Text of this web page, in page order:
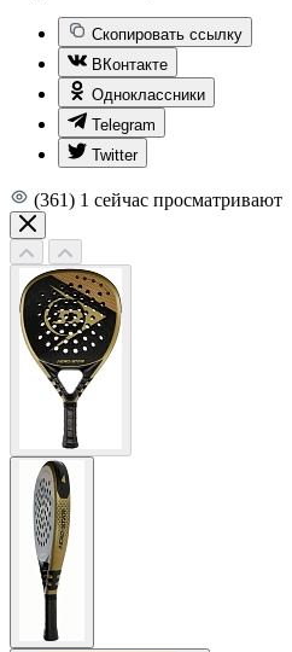
Скопировать ссылку
ВКонтакте
Одноклассники
Telegram
Twitter
(361) 1 сейчас просматривают